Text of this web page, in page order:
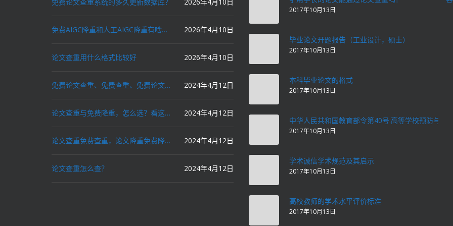
免费AIGC降重和人工AIGC降重有啥区别？ 2026年4月10日
论文查重用什么格式比较好 2026年4月10日
免费论文查重、免费查重、免费论文降重、免费降重、智能降重、一键降重、降低AIGC写作率、AI写论文，这些名词你了解吗？ 2024年4月12日
论文查重与免费降重，怎么选？看这里就对了！ 2024年4月12日
论文查重免费查重，论文降重免费降重，机器降重，人工降重，降低AIGC写作率，ai写论文，都要选论文狗和paperdog以及文思慧达！ 2024年4月12日
论文查重怎么查？ 2024年4月12日
2017年10月13日
毕业论文开题报告（工业设计，硕士）
2017年10月13日
本科毕业论文的格式
2017年10月13日
中华人民共和国教育部令第40号:高等学校预防与处
2017年10月13日
学术诚信学术规范及其启示
2017年10月13日
高校教师的学术水平评价标准
2017年10月13日